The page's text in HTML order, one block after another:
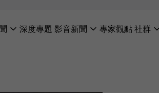
深度專題 影音新聞 專家觀點社群